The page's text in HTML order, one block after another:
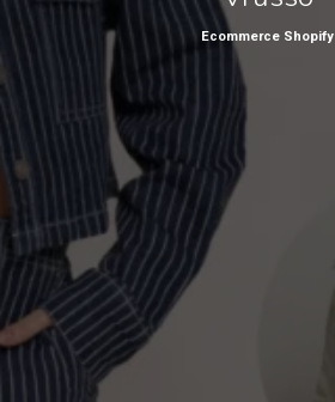
Ecommerce Shopify